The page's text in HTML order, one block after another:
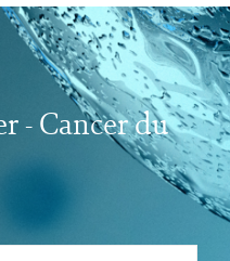
- Cancer du